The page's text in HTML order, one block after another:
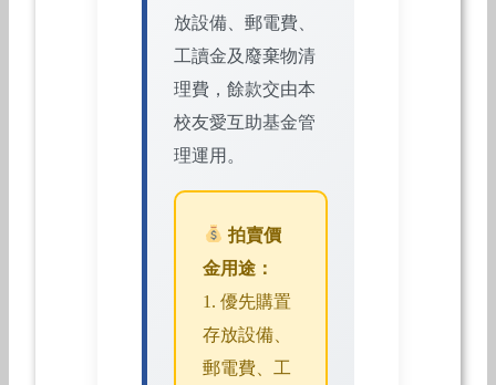
放設備、郵電費、
工讀金及廢棄物清
理費，餘款交由本
校友愛互助基金管
理運用。
拍賣價
金用途：
1. 優先購置
存放設備、
郵電費、工